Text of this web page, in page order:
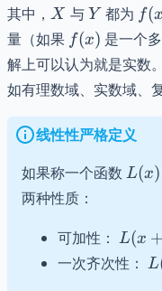
其中， X
X 与Y
Y 都为 f(x)
f(x
量（如果 f(x)
f(x) 是一个
解上可以认为就是实数
如有理数域、实数域、
线性性严格定义
如果称一个函数 L(x)
L(x)
两种性质：
可加性：
=
+
L(x +
一次齐次性：
L